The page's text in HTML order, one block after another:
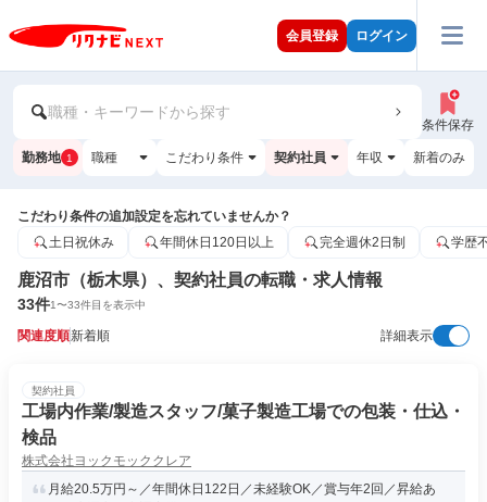
会員登録 ログイン
職種・キーワードから探す
条件保存
勤務地 1 職種 こだわり条件 契約社員 年収 新着のみ
こだわり条件の追加設定を忘れていませんか？
土日祝休み
年間休日120日以上 完全週休2日制 学歴
鹿沼市（栃木県）、契約社員の転職・求人情報
33件1〜33件目を表示中
関連度順新着順 詳細表示
契約社員
工場内作業/製造スタッフ/菓子製造工場での包装・仕込・
検品
株式会社ヨックモッククレア
月給20.5万円～／年間休日122日／未経験OK／賞与年2回／昇給あ